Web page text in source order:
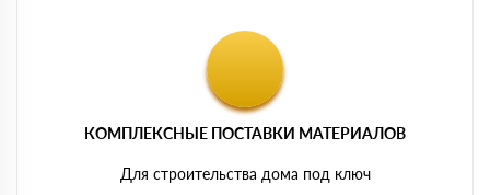
КОМПЛЕКСНЫЕ ПОСТАВКИ МАТЕРИАЛОВ
Для строительства дома под ключ